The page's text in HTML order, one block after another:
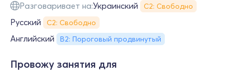
Разговаривает на:Украинский С2: Свободно
Русский С2: Свободно
Английский B2: Пороговый продвинутый
Провожу занятия для